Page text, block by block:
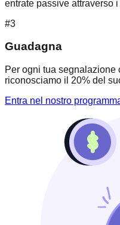
entrate passive attraverso
#3
Guadagna
Per ogni tua segnalazione
riconosciamo il 20% del
Entra nel nostro